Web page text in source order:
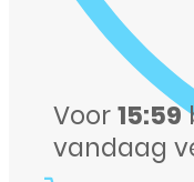
krachtig
Voor15:59
vandaag